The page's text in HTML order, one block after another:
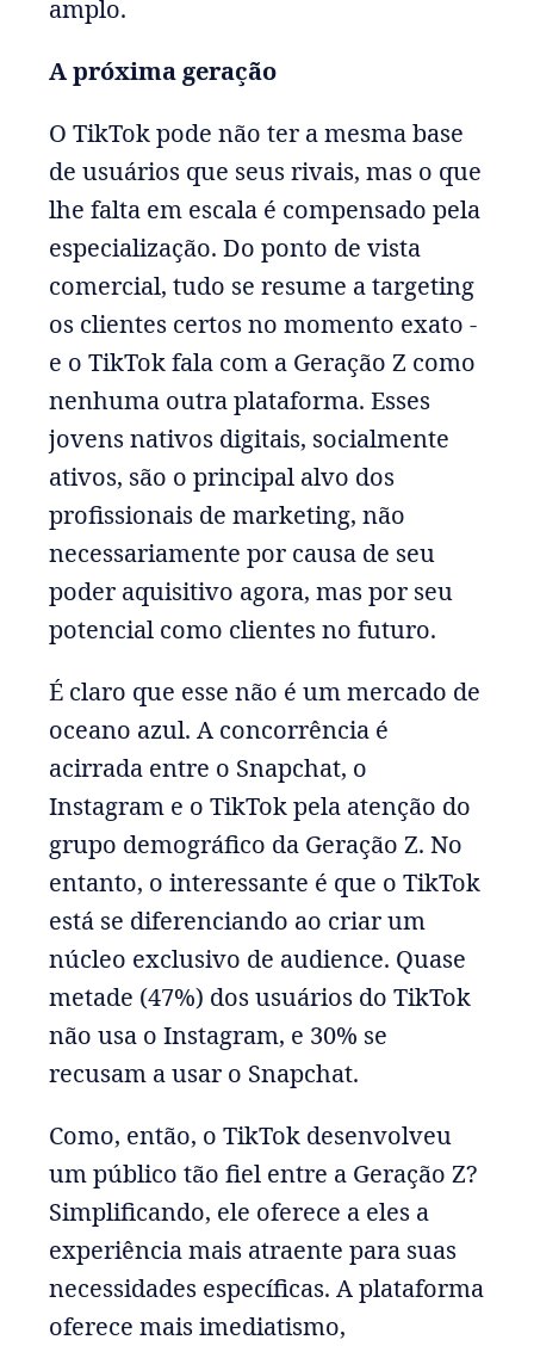
amplo.
A próxima geração
O TikTok pode não ter a mesma base
de usuários que seus rivais, mas o que
lhe falta em escala é compensado pela
especialização. Do ponto de vista
comercial, tudo se resume a targeting
os clientes certos no momento exato -
e o TikTok fala com a Geração Z como
nenhuma outra plataforma. Esses
jovens nativos digitais, socialmente
ativos, são o principal alvo dos
profissionais de marketing, não
necessariamente por causa de seu
poder aquisitivo agora, mas por seu
potencial como clientes no futuro.
É claro que esse não é um mercado de
oceano azul. A concorrência é
acirrada entre o Snapchat, o
Instagram e o TikTok pela atenção do
grupo demográfico da Geração Z. No
entanto, o interessante é que o TikTok
está se diferenciando ao criar um
núcleo exclusivo de audience. Quase
metade (47%) dos usuários do TikTok
não usa o Instagram, e 30% se
recusam a usar o Snapchat.
Como, então, o TikTok desenvolveu
um público tão fiel entre a Geração Z?
Simplificando, ele oferece a eles a
experiência mais atraente para suas
necessidades específicas. A plataforma
oferece mais imediatismo,